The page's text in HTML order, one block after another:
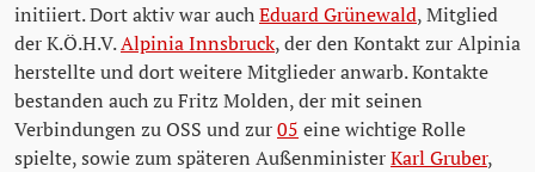
initiiert. Dort aktiv war auchEduard Grünewald, Mitglied
der K.Ö.H.V.Alpinia Innsbruck, der den Kontakt zur Alpinia
herstellte und dort weitere Mitglieder anwarb. Kontakte
bestanden auch zu Fritz Molden, der mit seinen
Verbindungen zu OSS und zur05 eine wichtige Rolle
spielte, sowie zum späteren AußenministerKarl Gruber,